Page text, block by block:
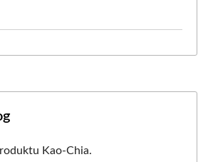
Kao-Chia.